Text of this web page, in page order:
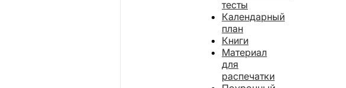
тесты
Календарный
план
Книги
Материал
для
распечатки